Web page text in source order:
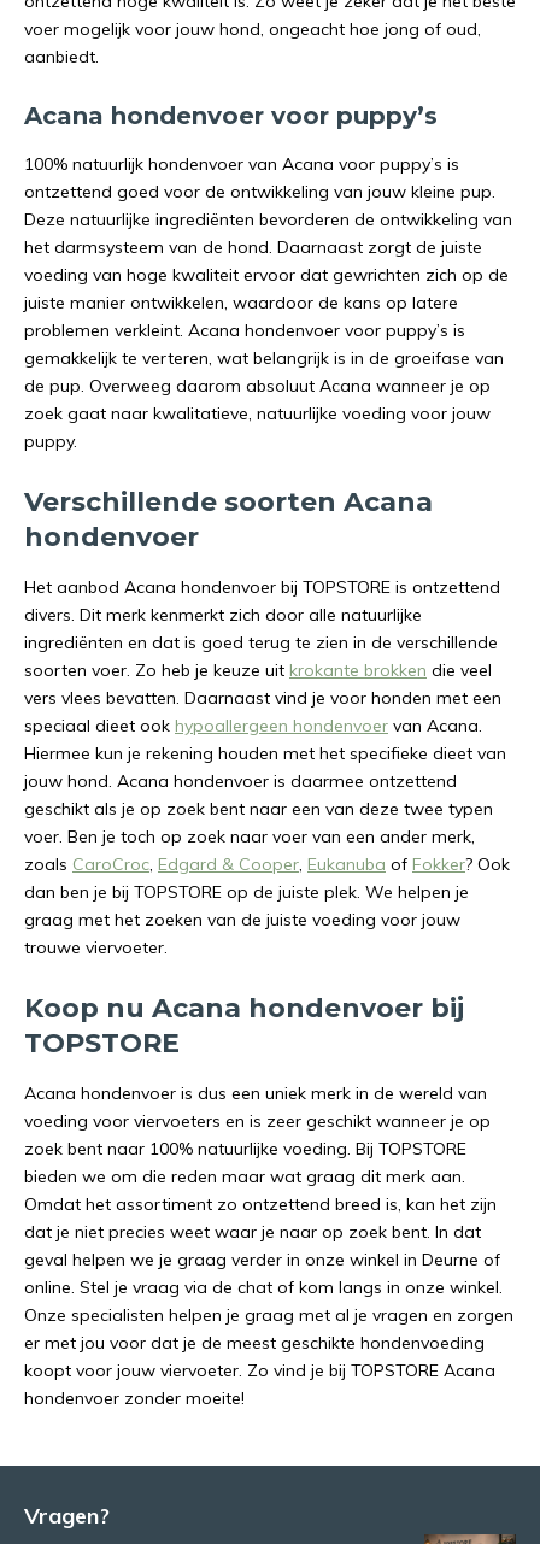
voer mogelijk voor jouw hond, ongeacht hoe jong of oud,
aanbiedt.
Acana hondenvoer voor puppy’s
100% natuurlijk hondenvoer van Acana voor puppy’s is
ontzettend goed voor de ontwikkeling van jouw kleine pup.
Deze natuurlijke ingrediënten bevorderen de ontwikkeling van
het darmsysteem van de hond. Daarnaast zorgt de juiste
voeding van hoge kwaliteit ervoor dat gewrichten zich op de
juiste manier ontwikkelen, waardoor de kans op latere
problemen verkleint. Acana hondenvoer voor puppy’s is
gemakkelijk te verteren, wat belangrijk is in de groeifase van
de pup. Overweeg daarom absoluut Acana wanneer je op
zoek gaat naar kwalitatieve, natuurlijke voeding voor jouw
puppy.
Verschillende soorten Acana
hondenvoer
Het aanbod Acana hondenvoer bij TOPSTORE is ontzettend
divers. Dit merk kenmerkt zich door alle natuurlijke
ingrediënten en dat is goed terug te zien in de verschillende
soorten voer. Zo heb je keuze uit krokante brokken die veel
vers vlees bevatten. Daarnaast vind je voor honden met een
speciaal dieet ook hypoallergeen hondenvoer van Acana.
Hiermee kun je rekening houden met het specifieke dieet van
jouw hond. Acana hondenvoer is daarmee ontzettend
geschikt als je op zoek bent naar een van deze twee typen
voer. Ben je toch op zoek naar voer van een ander merk,
zoals CaroCroc, Edgard & Cooper, Eukanuba of Fokker? Ook
dan ben je bij TOPSTORE op de juiste plek. We helpen je
graag met het zoeken van de juiste voeding voor jouw
trouwe viervoeter.
Koop nu Acana hondenvoer bij
TOPSTORE
Acana hondenvoer is dus een uniek merk in de wereld van
voeding voor viervoeters en is zeer geschikt wanneer je op
zoek bent naar 100% natuurlijke voeding. Bij TOPSTORE
bieden we om die reden maar wat graag dit merk aan.
Omdat het assortiment zo ontzettend breed is, kan het zijn
dat je niet precies weet waar je naar op zoek bent. In dat
geval helpen we je graag verder in onze winkel in Deurne of
online. Stel je vraag via de chat of kom langs in onze winkel.
Onze specialisten helpen je graag met al je vragen en zorgen
er met jou voor dat je de meest geschikte hondenvoeding
koopt voor jouw viervoeter. Zo vind je bij TOPSTORE Acana
hondenvoer zonder moeite!
Vragen?